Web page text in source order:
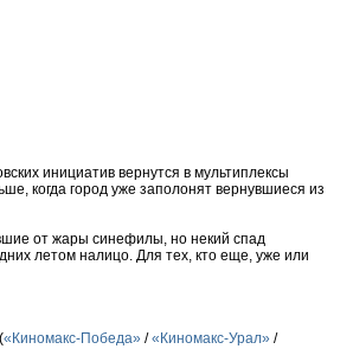
инициатив вернутся в мультиплексы
когда город уже заполонят вернувшиеся из
от жары синефилы, но некий спад
летом налицо. Для тех, кто еще, уже или
«Киномакс-Победа» /«Киномакс-Урал» /